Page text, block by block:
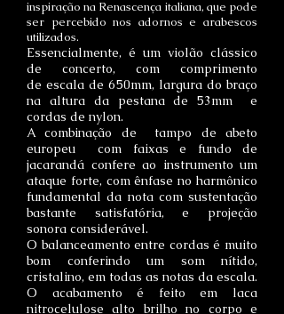
inspiração na Renascença italiana, que pode
ser percebido nos adornos e arabescos
utilizados.
Essencialmente, é um violão clássico
de concerto, com comprimento
de escala de 650mm, largura do braço
na altura da pestanade 53mm e
cordas de nylon.
A combinação de tampo de abeto
europeu com faixas e fundo de
jacarandá confere ao instrumento um
ataque forte, com ênfase no harmônico
fundamental da nota com sustentação
bastante satisfatória, e projeção
sonora considerável.
O balanceamento entre cordas é muito
bom conferindo um som nítido,
cristalino, em todas as notas da escala.
O acabamento é feito em laca
nitrocelulose alto brilho no corpo e